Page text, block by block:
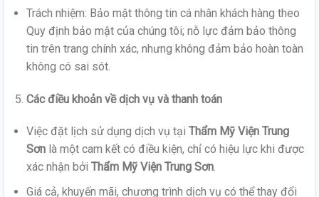
Trách nhiệm: Bảo mật thông tin cá nhân khách hàng theo
Quy định bảo mật của chúng tôi; nỗ lực đảm bảo thông
tin trên trang chính xác, nhưng không đảm bảo hoàn toàn
không có sai sót.
Các điều khoản về dịch vụ và thanh toán
Việc đặt lịch sử dụng dịch vụ tại Thẩm Mỹ Viện Trung
Sơnlà một cam kết có điều kiện, chỉ có hiệu lực khi được
xác nhận bởi Thẩm Mỹ Viện Trung Sơn.
Giá cả, khuyến mãi, chương trình dịch vụ có thể thay đổi